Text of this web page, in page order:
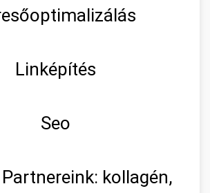
Linképítés
Seo
kollagén,